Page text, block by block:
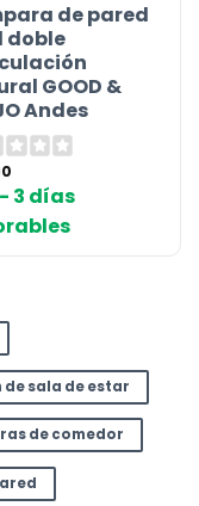
de pared
doble
GOOD &
Andes
3 días
sala de estar
de comedor